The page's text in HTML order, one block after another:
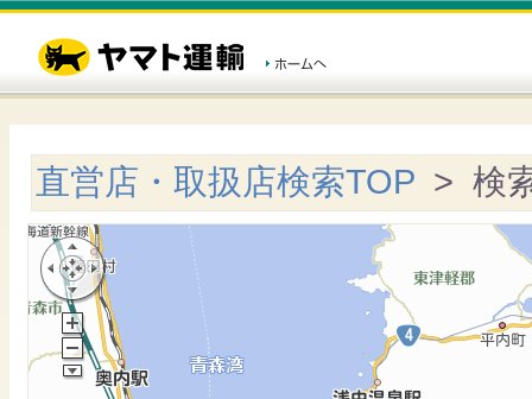
直営店・取扱店検索TOP > 検